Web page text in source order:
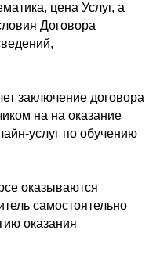
цена Услуг, а
Договора
заключение договора
на на оказание
услуг по обучению
оказываются
самостоятельно
оказания